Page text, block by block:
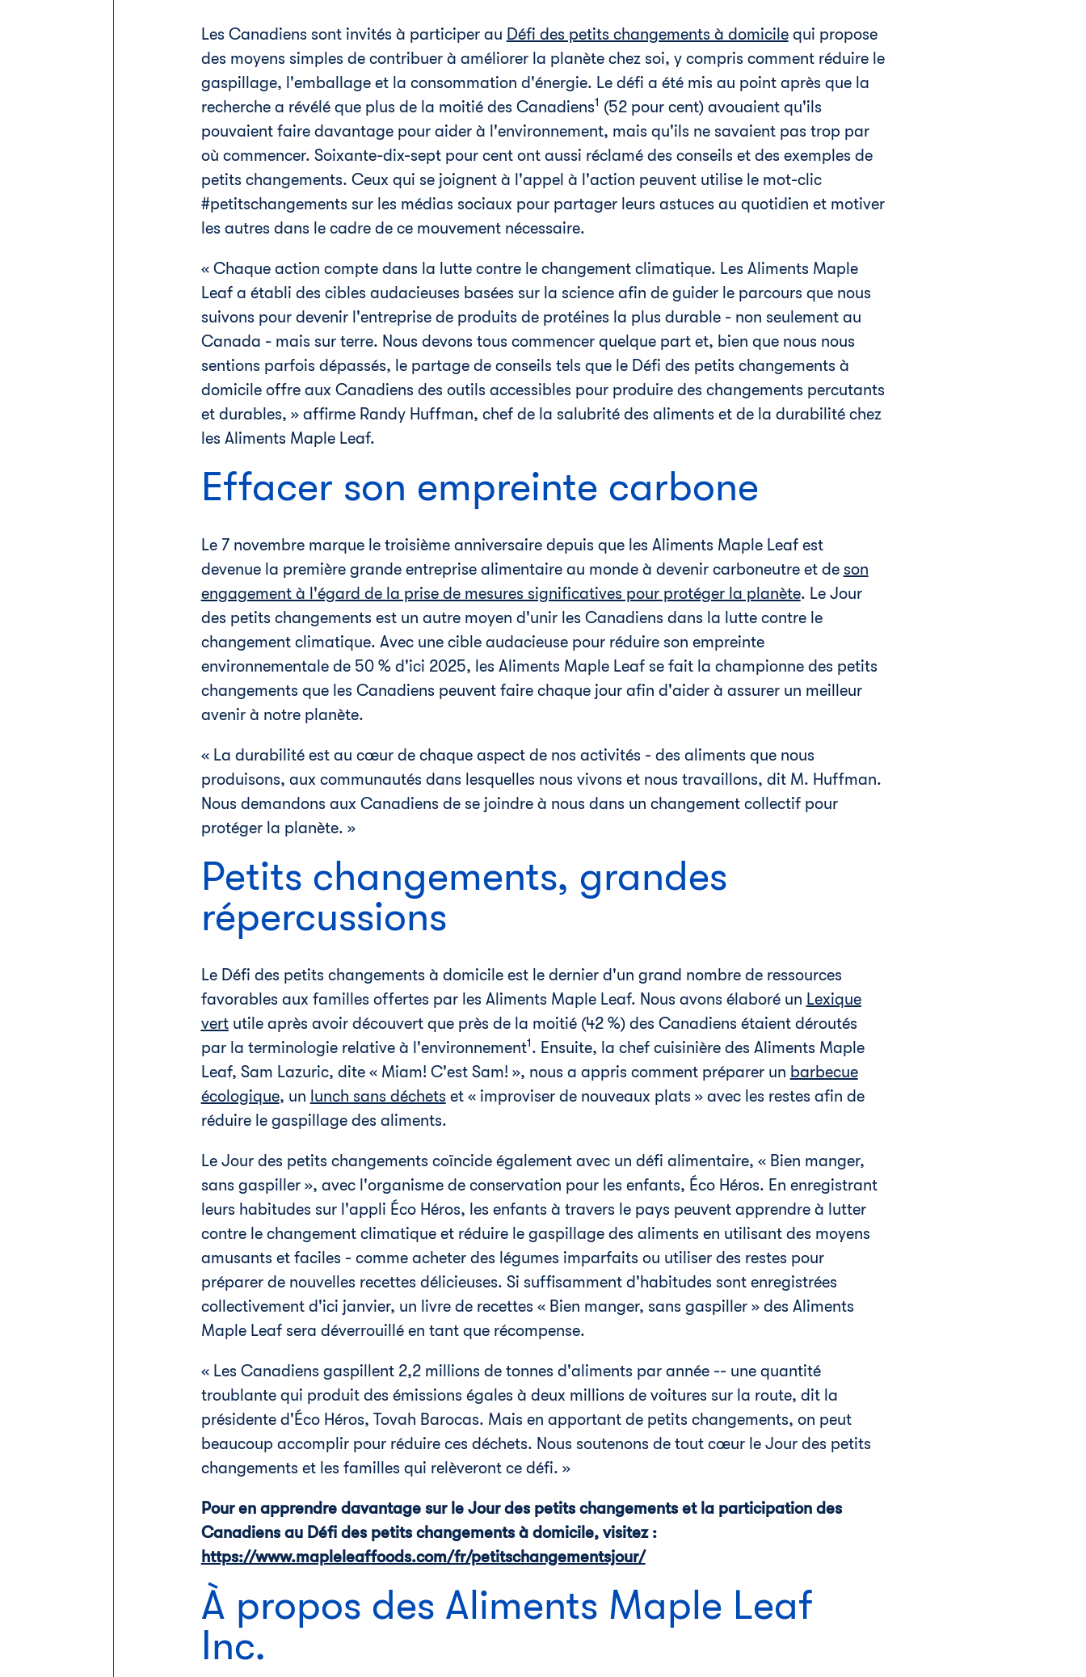
Les Canadiens sont invités à participer au Défi des petits changements à domicilequi propose
des moyens simples de contribuer à améliorer la planète chez soi, y compris comment réduire le
gaspillage, l'emballage et la consommation d'énergie. Le défi a été mis au point après que la
recherche a révélé que plus de la moitié des Canadiens1 (52 pour cent) avouaient qu'ils
pouvaient faire davantage pour aider à l'environnement, mais qu'ils ne savaient pas trop par
où commencer. Soixante-dix-sept pour cent ont aussi réclamé des conseils et des exemples de
petits changements. Ceux qui se joignent à l'appel à l'action peuvent utilise le mot-clic
#petitschangements sur les médias sociaux pour partager leurs astuces au quotidien et motiver
les autres dans le cadre de ce mouvement nécessaire.
« Chaque action compte dans la lutte contre le changement climatique. Les Aliments Maple
Leaf a établi des cibles audacieuses basées sur la science afin de guider le parcours que nous
suivons pour devenir l'entreprise de produits de protéines la plus durable - non seulement au
Canada - mais sur terre. Nous devons tous commencer quelque part et, bien que nous nous
sentions parfois dépassés, le partage de conseils tels que le Défi des petits changements à
domicile offre aux Canadiens des outils accessibles pour produire des changements percutants
et durables, » affirme Randy Huffman, chef de la salubrité des aliments et de la durabilité chez
les Aliments Maple Leaf.
Effacer son empreinte carbone
Le 7 novembre marque le troisième anniversaire depuis que les Aliments Maple Leaf est
devenue la première grande entreprise alimentaire au monde à devenir carboneutre et de son
engagement à l'égard de la prise de mesures significatives pour protéger la planète. Le Jour
des petits changements est un autre moyen d'unir les Canadiens dans la lutte contre le
changement climatique. Avec une cible audacieuse pour réduire son empreinte
environnementale de 50 % d'ici 2025, les Aliments Maple Leaf se fait la championne des petits
changements que les Canadiens peuvent faire chaque jour afin d'aider à assurer un meilleur
avenir à notre planète.
« La durabilité est au cœur de chaque aspect de nos activités - des aliments que nous
produisons, aux communautés dans lesquelles nous vivons et nous travaillons, dit M. Huffman.
Nous demandons aux Canadiens de se joindre à nous dans un changement collectif pour
protéger la planète. »
Petits changements, grandes
répercussions
Le Défi des petits changements à domicile est le dernier d'un grand nombre de ressources
favorables aux familles offertes par les Aliments Maple Leaf. Nous avons élaboré un Lexique
vertutile après avoir découvert que près de la moitié (42 %) des Canadiens étaient déroutés
par la terminologie relative à l'environnement1. Ensuite, la chef cuisinière des Aliments Maple
Leaf, Sam Lazuric, dite « Miam! C'est Sam! », nous a appris comment préparer un barbecue
écologique, un lunch sans déchets et « improviser de nouveaux plats » avec les restes afin de
réduire le gaspillage des aliments.
Le Jourdes petits changements coïncide également avec un défi alimentaire, « Bien manger,
sans gaspiller », avec l'organisme de conservation pour les enfants, Éco Héros. En enregistrant
leurs habitudes sur l'appli Éco Héros, les enfants à travers le pays peuvent apprendre à lutter
contre le changement climatique et réduire le gaspillage des aliments en utilisant des moyens
amusants et faciles - comme acheter des légumes imparfaits ou utiliser des restes pour
préparer de nouvelles recettes délicieuses. Si suffisamment d'habitudes sont enregistrées
collectivement d'ici janvier, un livre de recettes « Bien manger, sans gaspiller » des Aliments
Maple Leaf sera déverrouillé en tant que récompense.
« Les Canadiens gaspillent 2,2 millions de tonnes d'aliments par année -- une quantité
troublante qui produit des émissions égales à deux millions de voitures sur la route, dit la
présidente d'Éco Héros, Tovah Barocas. Mais en apportant de petits changements, on peut
beaucoup accomplir pour réduire ces déchets. Nous soutenons de tout cœur le Jour des petits
changements et les familles qui relèveront ce défi. »
Pour en apprendre davantage sur le Jour des petits changements et la participation des
Canadiens au Défi des petits changements à domicile, visitez :
https://www.mapleleaffoods.com/fr/petitschangementsjour/
À propos des Aliments Maple Leaf
Inc.